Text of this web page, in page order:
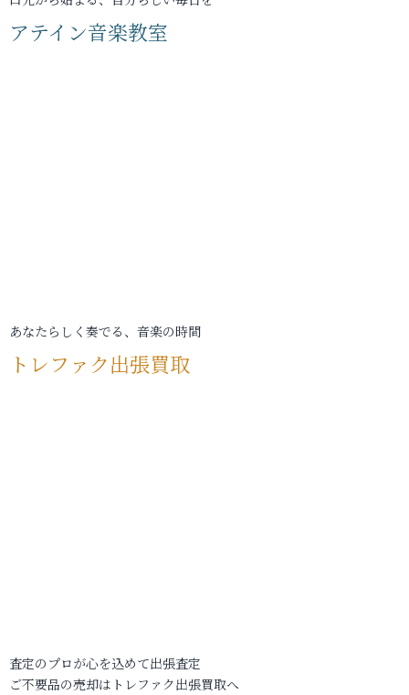
アテイン音楽教室
あなたらしく奏でる、音楽の時間
トレファク出張買取
査定のプロが心を込めて出張査定
ご不要品の売却はトレファク出張買取へ